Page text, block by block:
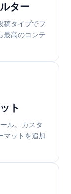
ター
稿タイプでフ
最高のコンテ
ト
ル。カスタ
マットを追加